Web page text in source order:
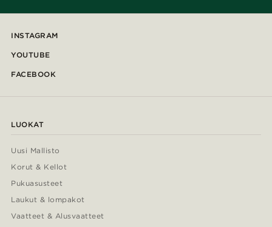
INSTAGRAM
YOUTUBE
FACEBOOK
LUOKAT
Uusi Mallisto
Korut & Kellot
Pukuasusteet
Laukut & lompakot
Vaatteet & Alusvaatteet